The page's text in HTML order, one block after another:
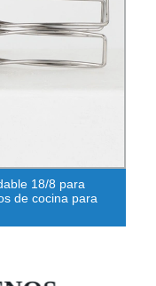
galletas de
de madera a la